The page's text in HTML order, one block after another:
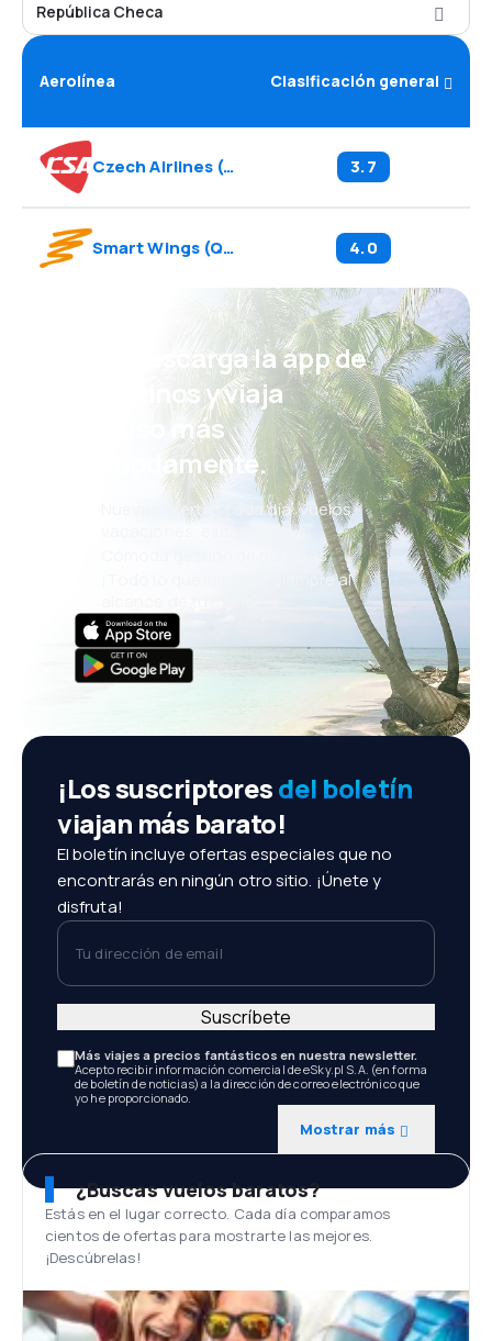
República Checa
Aerolínea Clasificación general
Czech Airlines (OK 3.7
Smart Wings(QS ) 4.0
¡Eh! Descarga la app de
eDestinos y viaja
incluso más
cómodamente.
Nuevas ofertas cada día: vuelos,
vacaciones, escapadas
Cómoda gestión de reservas
¡Todo lo que importa, siempre al
¡Los suscriptoresdel boletín
viajan más barato!
El boletín incluye ofertas especiales que no
encontrarás en ningún otro sitio. ¡Únete y
disfruta!
Tu dirección de email
Más viajes a precios fantásticos en nuestra newsletter.
Acepto recibir información comercial de eSky.pl S.A. (en forma
de boletín de noticias) a la dirección de correo electrónico que
yo he proporcionado.
Mostrar más
Suscríbete
¿Buscas vuelos baratos?
Estás en el lugar correcto. Cada día comparamos
cientos de ofertas para mostrarte las mejores.
¡Descúbrelas!